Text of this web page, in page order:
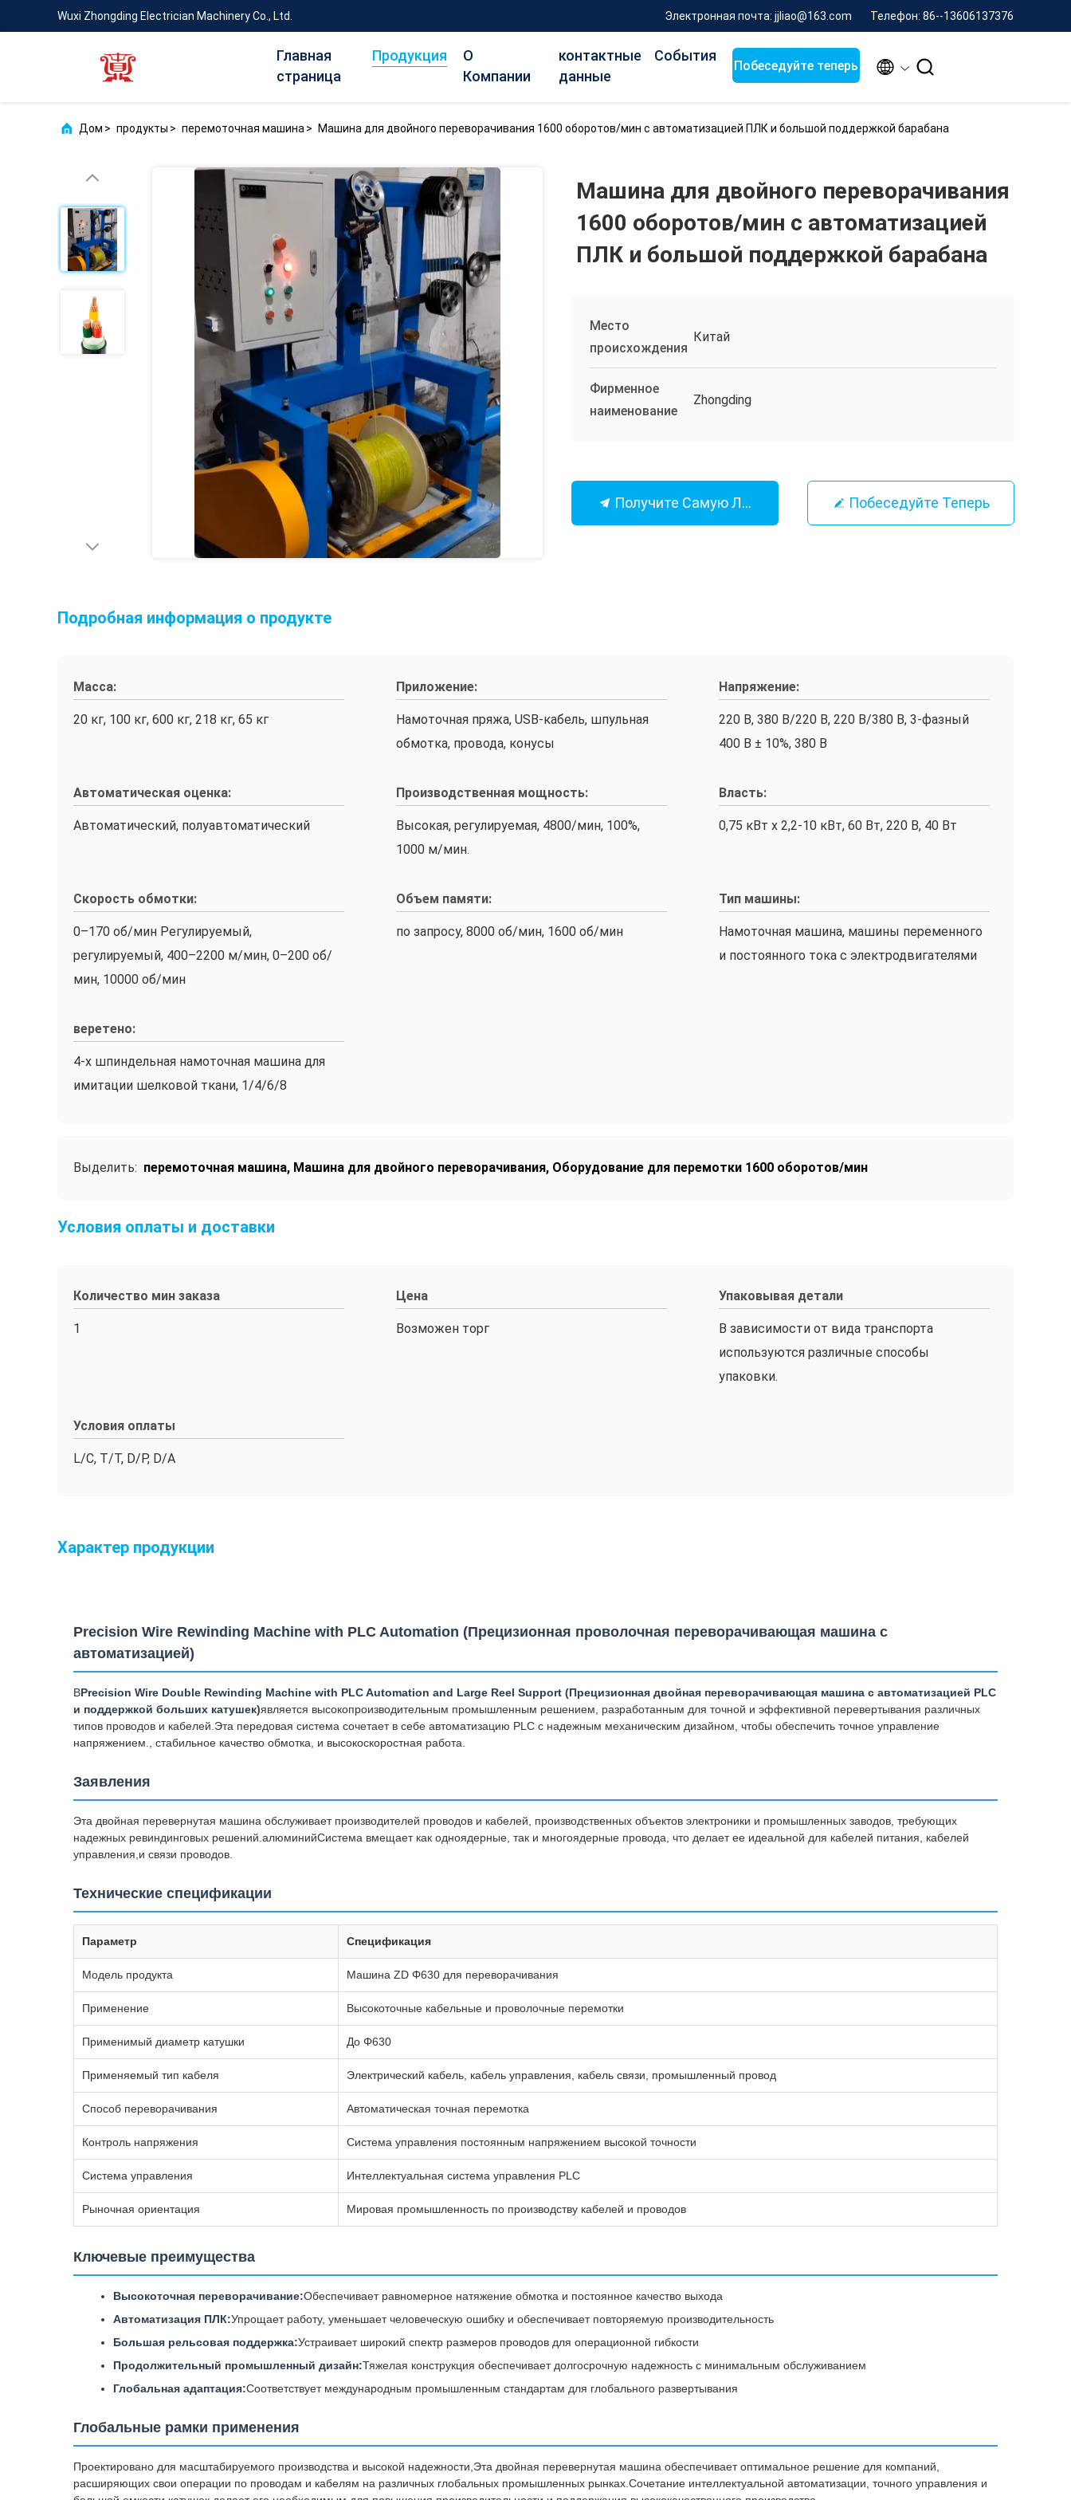
Wuxi Zhongding Electrician Machinery Co., Ltd. Электронная почта: jjliao@163.com Телефон: 86--13606137376
Главная
страница
Продукция
О
Компании
контактные
данные
События
Побеседуйте теперь  
Дом > продукты > перемоточная машина > Машина для двойного переворачивания 1600 оборотов/мин с автоматизацией ПЛК и большой поддержкой барабана
Машина для двойного переворачивания
1600 оборотов/мин с автоматизацией
ПЛК и большой поддержкой барабана
Место
происхождения
Китай
Фирменное
наименование
Zhongding
Получите Самую Лучшую Цену Побеседуйте Теперь
Подробная информация о продукте
Масса:
20 кг, 100 кг, 600 кг, 218 кг, 65 кг
Приложение:
Намоточная пряжа, USB-кабель, шпульная
обмотка, провода, конусы
Напряжение:
220 В, 380 В/220 В, 220 В/380 В, 3-фазный
400 В ± 10%, 380 В
Автоматическая оценка:
Автоматический, полуавтоматический
Производственная мощность:
Высокая, регулируемая, 4800/мин, 100%,
1000 м/мин.
Власть:
0,75 кВт х 2,2-10 кВт, 60 Вт, 220 В, 40 Вт
Скорость обмотки:
0–170 об/мин Регулируемый,
регулируемый, 400–2200 м/мин, 0–200 об/
мин, 10000 об/мин
Объем памяти:
по запросу, 8000 об/мин, 1600 об/мин
Тип машины:
Намоточная машина, машины переменного
и постоянного тока с электродвигателями
веретено:
4-х шпиндельная намоточная машина для
имитации шелковой ткани, 1/4/6/8
Выделить: перемоточная машина, Машина для двойного переворачивания, Оборудование для перемотки 1600 оборотов/мин
Условия оплаты и доставки
Количество мин заказа
1
Цена
Возможен торг
Упаковывая детали
В зависимости от вида транспорта
используются различные способы
упаковки.
Условия оплаты
L/C, T/T, D/P, D/A
Характер продукции
Precision Wire Rewinding Machine with PLC Automation (Прецизионная проволочная переворачивающая машина с
автоматизацией)
ВPrecision Wire Double Rewinding Machine with PLC Automation and Large Reel Support (Прецизионная двойная переворачивающая машина с автоматизацией PLC
и поддержкой больших катушек)является высокопроизводительным промышленным решением, разработанным для точной и эффективной перевертывания различных
типов проводов и кабелей.Эта передовая система сочетает в себе автоматизацию PLC с надежным механическим дизайном, чтобы обеспечить точное управление
напряжением., стабильное качество обмотка, и высокоскоростная работа.
Заявления
Эта двойная перевернутая машина обслуживает производителей проводов и кабелей, производственных объектов электроники и промышленных заводов, требующих
надежных ревиндинговых решений.алюминийСистема вмещает как одноядерные, так и многоядерные провода, что делает ее идеальной для кабелей питания, кабелей
управления,и связи проводов.
Технические спецификации
Параметр Спецификация
Модель продукта Машина ZD Φ630 для переворачивания
Применение Высокоточные кабельные и проволочные перемотки
Применимый диаметр катушки До Φ630
Применяемый тип кабеля Электрический кабель, кабель управления, кабель связи, промышленный провод
Способ переворачивания Автоматическая точная перемотка
Контроль напряжения Система управления постоянным напряжением высокой точности
Система управления Интеллектуальная система управления PLC
Рыночная ориентация Мировая промышленность по производству кабелей и проводов
Ключевые преимущества
Высокоточная переворачивание:Обеспечивает равномерное натяжение обмотка и постоянное качество выхода
Автоматизация ПЛК:Упрощает работу, уменьшает человеческую ошибку и обеспечивает повторяемую производительность
Большая рельсовая поддержка:Устраивает широкий спектр размеров проводов для операционной гибкости
Продолжительный промышленный дизайн:Тяжелая конструкция обеспечивает долгосрочную надежность с минимальным обслуживанием
Глобальная адаптация:Соответствует международным промышленным стандартам для глобального развертывания
Глобальные рамки применения
Проектировано для масштабируемого производства и высокой надежности,Эта двойная перевернутая машина обеспечивает оптимальное решение для компаний,
расширяющих свои операции по проводам и кабелям на различных глобальных промышленных рынках.Сочетание интеллектуальной автоматизации, точного управления и